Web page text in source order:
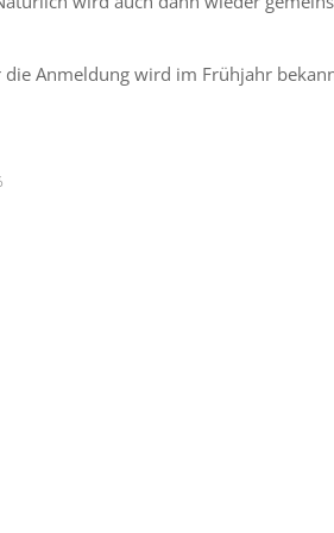
Anmeldung wird im Frühjahr